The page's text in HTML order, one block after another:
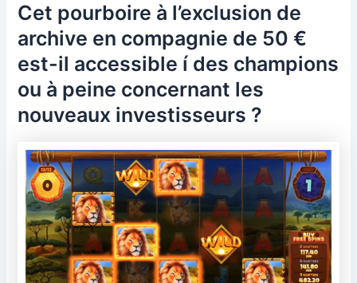
Cet pourboire à l’exclusion de
archive en compagnie de 50 €
est-il accessible í des champions
ou à peine concernant les
nouveaux investisseurs ?